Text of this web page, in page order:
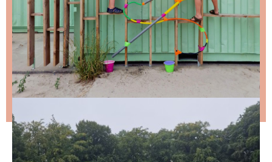
Stap 2 – open de email en bevestig je inschrijving
(niks ontvangen, bekijk dan je spam folder).
Wil je niet wachten op de volgende nieuwsbrief?
Lees
dan hier de nieuwste nieuwsbrief